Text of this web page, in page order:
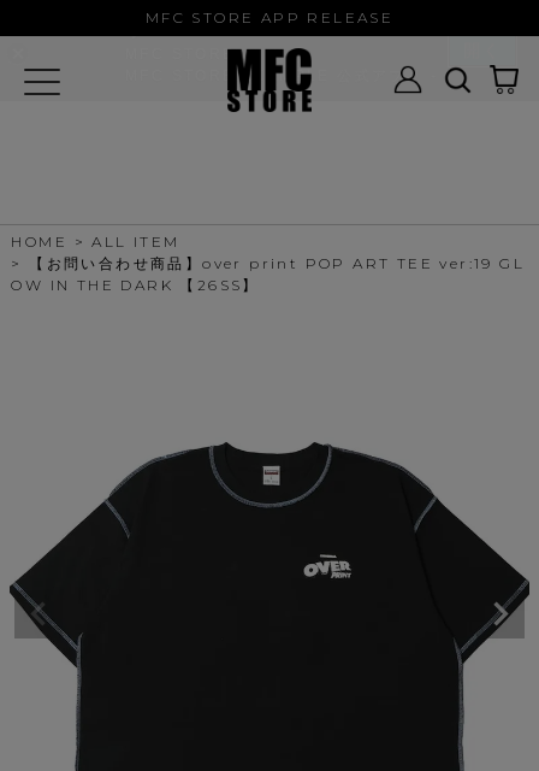
MFC STORE APP RELEASE
HOME
ALL ITEM
【お問い合わせ商品】over print POP ART TEE ver:19 GL
OW IN THE DARK 【26SS】
MFC STORE
MFC STORE/EXAMPLE 公式アプリ -
Google Play